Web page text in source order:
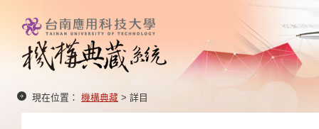
現在位置： 機構典藏 > 詳目